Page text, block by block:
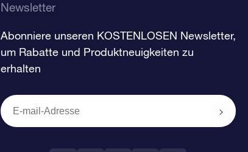
Newsletter
Abonniere unseren KOSTENLOSEN Newsletter,
um Rabatte und Produktneuigkeiten zu
erhalten